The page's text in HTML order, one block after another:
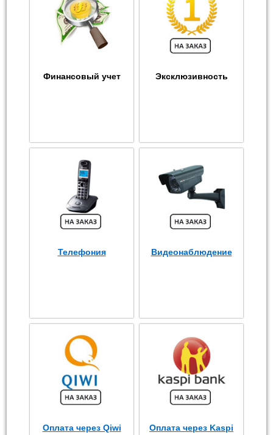
Финансовый учет Эксклюзивность
Телефония Видеонаблюдение
Оплата через Qiwi Оплата через Kaspi